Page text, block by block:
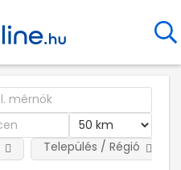
Település / Régió